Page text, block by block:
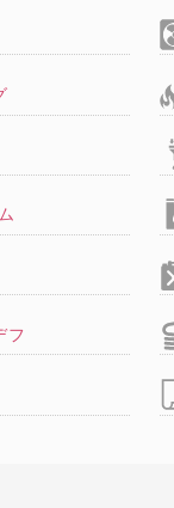
フ